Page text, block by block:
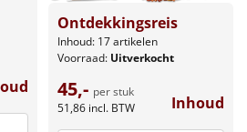
Ontdekkingsreis
Inhoud: 17 artikelen
Voorraad: Uitverkocht
45,- per stuk
51,86 incl. BTW Inhoud